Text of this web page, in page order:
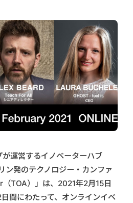
運営するイノベーターハブ
ン発のテクノロジー・カンファ
TOA）」は、2021年2月15日
日間にわたって、オンラインイベ